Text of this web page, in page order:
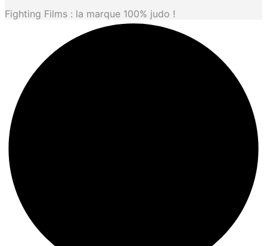
Fighting Films : la marque 100% judo !